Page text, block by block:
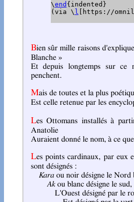
\end {indented}
(via \ l [https://
Bien sûr mille raisons d'expliquer le nom de « Mer
Blanche »
Et depuis longtemps sur ce
penchent.
Mais de toutes et la plus
Est celle retenue par les
Les Ottomans installés à
Anatolie
Auraient donné le nom, à ce
Les points cardinaux, par eux et par des couleurs
sont désignés :
Karaou noir désigne le Nord
Akou blanc désigne le sud,
L'Ouest désigné par le